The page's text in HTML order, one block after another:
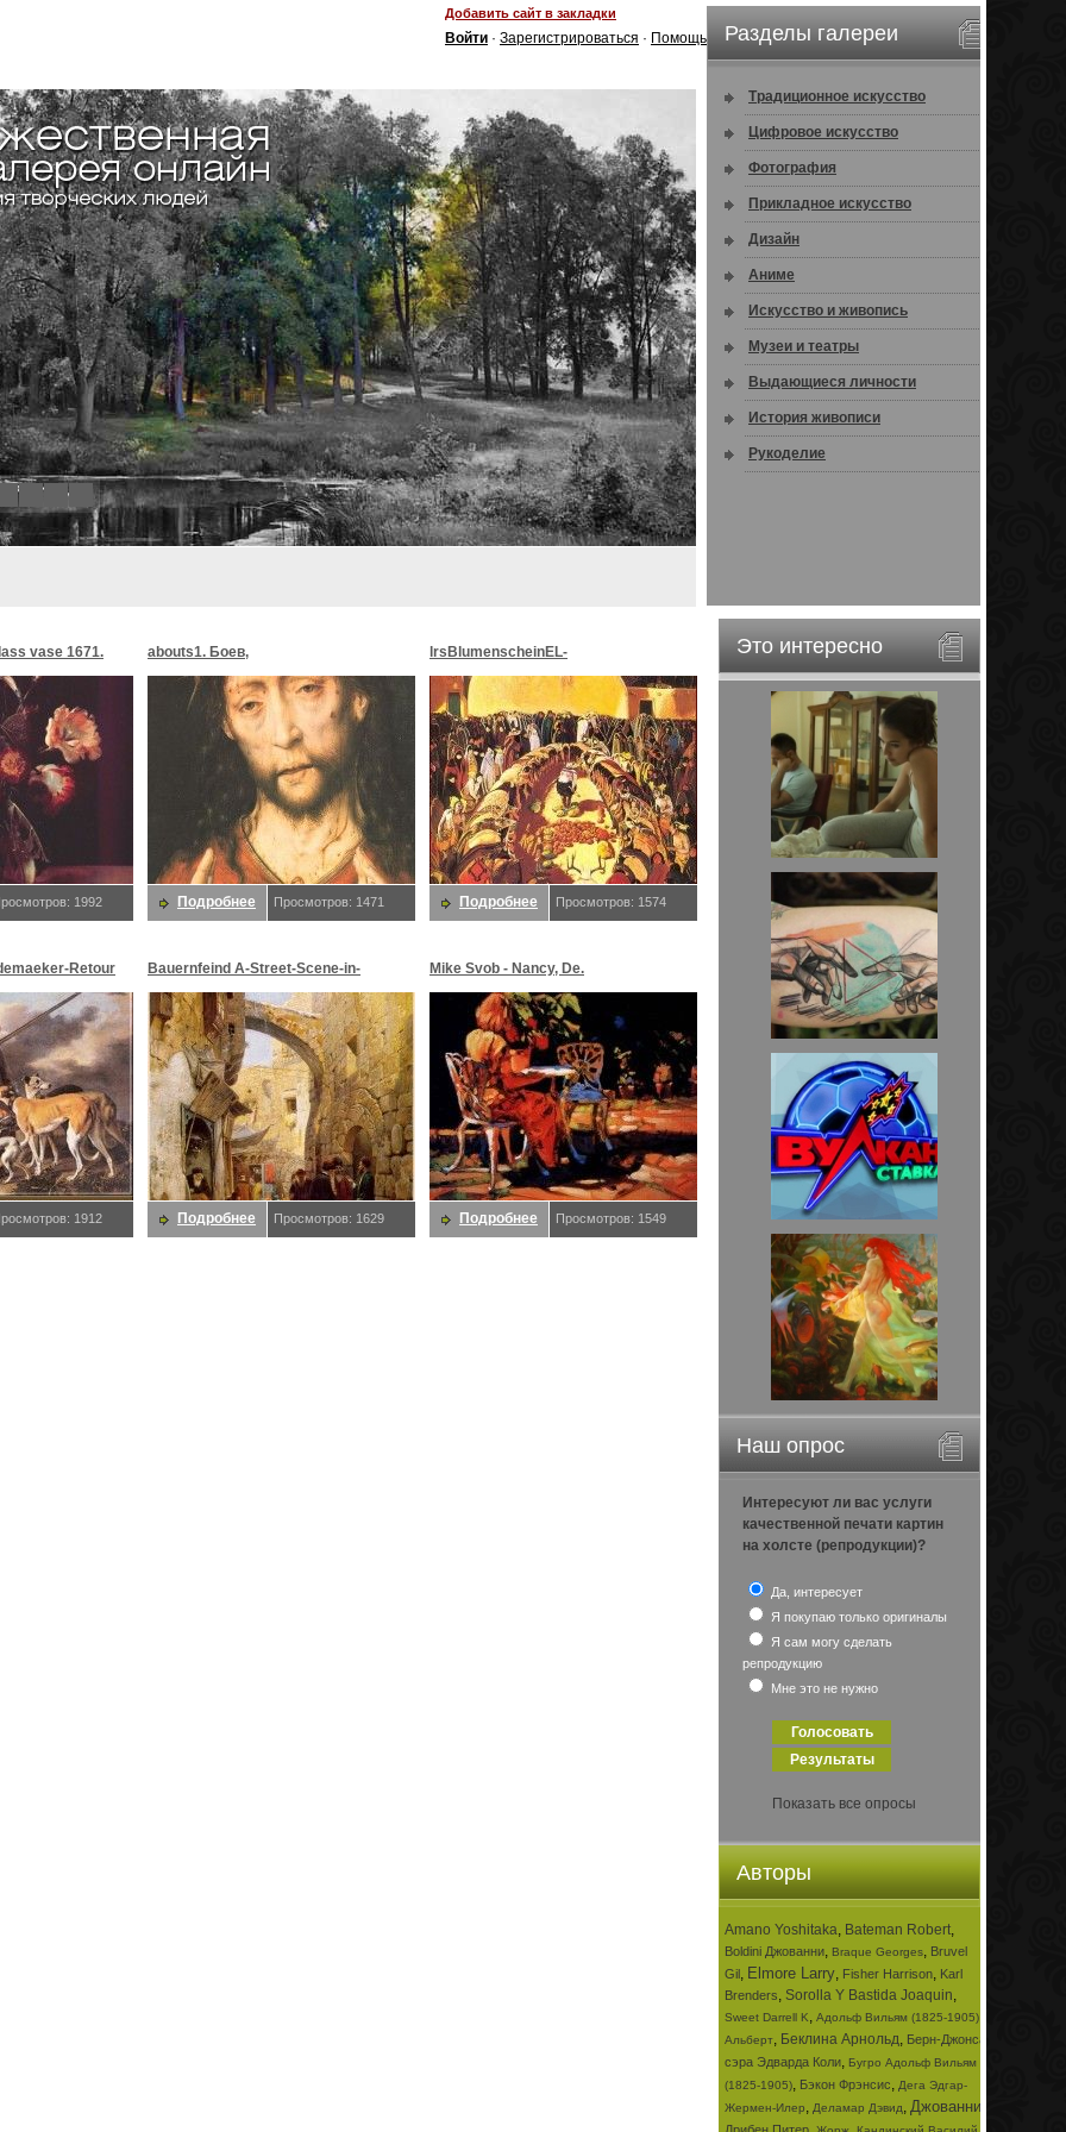
Добавить сайт в закладки
Войти · Зарегистрироваться · Помощь
8
Разделы галереи
Традиционное искусство
Цифровое искусство
Фотография
Прикладное искусство
Дизайн
Аниме
Искусство и живопись
Музеи и театры
Выдающиеся личности
История живописи
Рукоделие
Это интересно
Наш опрос
Интересуют ли вас услуги
качественной печати картин
на холсте (репродукции)?
Да, интересует
Я покупаю только оригиналы
Я сам могу сделать
репродукцию
Мне это не нужно
Показать все опросы
Авторы
Amano Yoshitaka, Bateman Robert,
Boldini Джованни, Braque Georges, Bruvel
Gil, Elmore Larry, Fisher Harrison, Karl
Brenders, Sorolla Y Bastida Joaquin,
Sweet Darrell K, Адольф Вильям (1825-1905)
Альберт, Беклина Арнольд, Берн-Джонса
сэра Эдварда Коли, Бугро Адольф Вильям
(1825-1905), Бэкон Фрэнсис, Дега Эдгар-
Жермен-Илер, Деламар Дэвид, Джованни
vase 1671.
1992
abouts1. Боев,
Подробнее Просмотров: 1471
lrsBlumenscheinEL-
MoonMorningstar&EveStar.
Blumenschein,
Подробнее Просмотров: 1574
Retour
1912
Bauernfeind A-Street-Scene-in-
Jerusalem-sj. Bauernfeind,
Подробнее Просмотров: 1629
Mike Svob - Nancy, De.
Подробнее Просмотров: 1549